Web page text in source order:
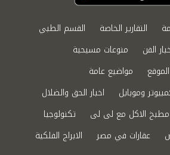
التقارير الخاصة
القسم الطبي
الفن
منوعات مسيحية
مواضيع عامة
وموبايل
اخبار الحق والضلال
مطبخ الاكل مع لى لى
تكنولوجيا
عقارات في مصر
الابراج الفلكية